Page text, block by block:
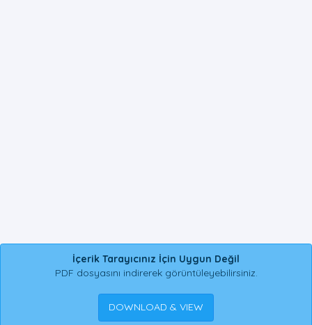
İçerik Tarayıcınız İçin Uygun Değil
PDF dosyasını indirerek görüntüleyebilirsiniz.
DOWNLOAD & VIEW